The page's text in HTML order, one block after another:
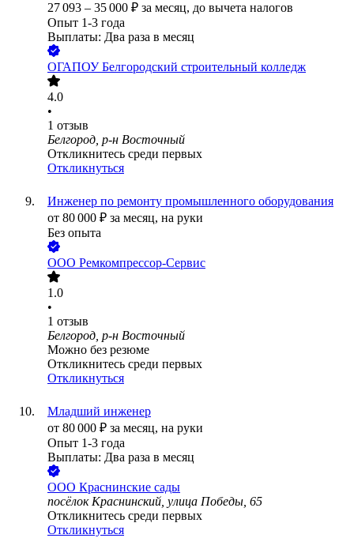
27 093 – 35 000 ₽ за месяц, до вычета налогов
Опыт 1-3 года
Выплаты: Два раза в месяц
ОГАПОУ Белгородский строительный колледж
4.0
•
1 отзыв
Белгород, р-н Восточный
Откликнитесь среди первых
Откликнуться
Инженер по ремонту промышленного оборудования
от 80 000 ₽ за месяц, на руки
Без опыта
ООО Ремкомпрессор-Сервис
1.0
•
1 отзыв
Белгород, р-н Восточный
Можно без резюме
Откликнитесь среди первых
Откликнуться
Младший инженер
от 80 000 ₽ за месяц, на руки
Опыт 1-3 года
Выплаты: Два раза в месяц
ООО Краснинские сады
посёлок Краснинский, улица Победы, 65
Откликнитесь среди первых
Откликнуться